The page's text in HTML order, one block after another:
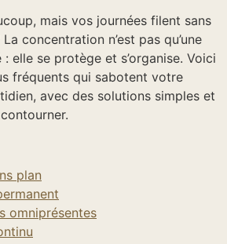
mais vos journées filent sans
concentration n’est pas qu’une
elle se protège et s’organise. Voici
fréquents qui sabotent votre
avec des solutions simples et
plan
omniprésentes